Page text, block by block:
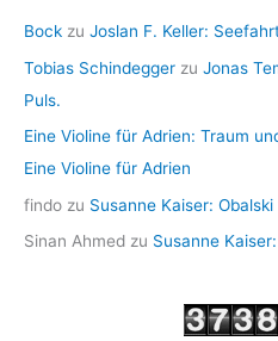
Bock zu Joslan F. Keller:
Tobias Schindegger zu Jonas
Puls.
Eine Violine für Adrien: Traum
Eine Violine für Adrien
findo zu Susanne Kaiser: Obalski
Sinan Ahmed zu Susanne